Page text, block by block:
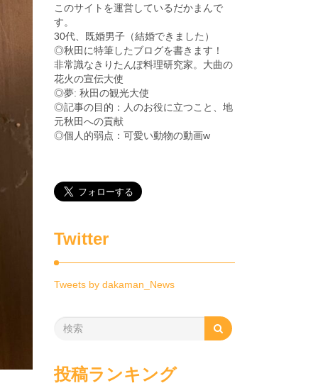
このサイトを運営しているだかまんで
す。
30代、既婚男子（結婚できました）
◎秋田に特筆したブログを書きます！
非常識なきりたんぽ料理研究家。大曲の
花火の宣伝大使
◎夢: 秋田の観光大使
◎記事の目的：人のお役に立つこと、地
元秋田への貢献
◎個人的弱点：可愛い動物の動画w
Twitter
Tweets by dakaman_News
投稿ランキング